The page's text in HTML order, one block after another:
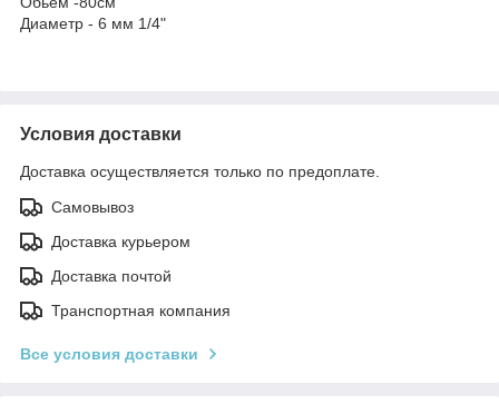
Диаметр - 6 мм 1/4"
Условия доставки
Доставка осуществляется только по предоплате.
Самовывоз
Доставка курьером
Доставка почтой
Транспортная компания
Все условия доставки